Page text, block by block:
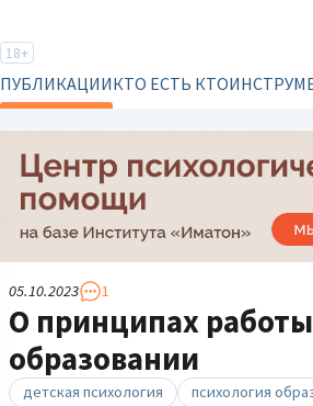
18+
ПУБЛИКАЦИИКТО ЕСТЬ КТО
05.10.2023 1
О принципах
образовании
детская психология психология